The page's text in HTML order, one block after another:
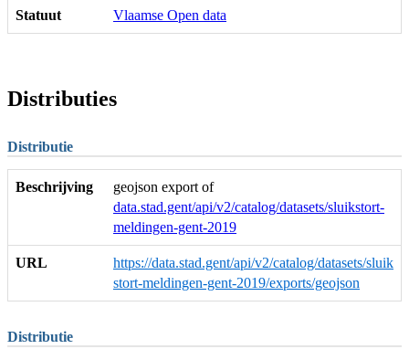
Statuut Vlaamse Open data
Distributies
Distributie
Beschrijving
geojson export of
data.stad.gent/api/v2/catalog/datasets/sluikstort-
meldingen-gent-2019
URL
https://data.stad.gent/api/v2/catalog/datasets/sluik
stort-meldingen-gent-2019/exports/geojson
Distributie